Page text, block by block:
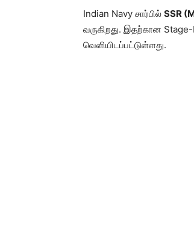
Indian Navy சார்பில் SSR
வருகிறது. இதற்கான
வெளியிடப்பட்டுள்ளது.